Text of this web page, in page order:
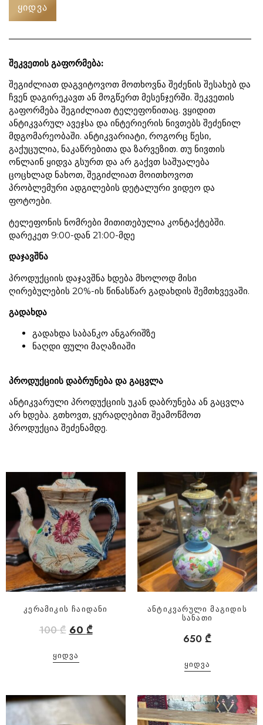
ᲧᲘᲓᲕᲐ
შეკვეთის გაფორმება:
შეგიძლიათ დაგვიტოვოთ მოთხოვნა შეძენის შესახებ და
ჩვენ დაგირეკავთ ან მოგწერთ მესენჯერში. შეკვეთის
გაფორმება შეგიძლიათ ტელეფონითაც. ვყიდით
ანტიკვარულ ავეჯსა და ინტერიერის ნივთებს შეძენილ
მდგომარეობაში. ანტიკვარიატი, როგორც წესი,
გაქუცულია, ნაკაწრებითა და ზარვეზით. თუ ნივთის
ონლაინ ყიდვა გსურთ და არ გაქვთ საშუალება
ცოცხლად ნახოთ, შეგიძლიათ მოითხოვოთ
პრობლემური ადგილების დეტალური ვიდეო და
ფოტოები.
ტელეფონის ნომრები მითითებულია კონტაქტებში.
დარეკეთ 9:00-დან 21:00-მდე
დაჯავშნა
პროდუქციის დაჯავშნა ხდება მხოლოდ მისი
ღირებულების 20%-ის წინასწარ გადახდის შემთხვევაში.
გადახდა
გადახდა საბანკო ანგარიშზე
ნაღდი ფული მაღაზიაში
პროდუქციის დაბრუნება და გაცვლა
ანტიკვარული პროდუქციის უკან დაბრუნება ან გაცვლა
არ ხდება. გთხოვთ, ყურადღებით შეამოწმოთ
პროდუქცია შეძენამდე.
კერამიკის ჩაიდანი
100₾ 60 ₾
ᲧᲘᲓᲕᲐ
ანტიკვარული მაგიდის
სანათი
650 ₾
ᲧᲘᲓᲕᲐ